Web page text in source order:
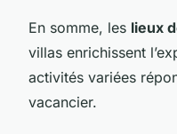
En somme, les lieux
villas enrichissent
activités variées
vacancier.